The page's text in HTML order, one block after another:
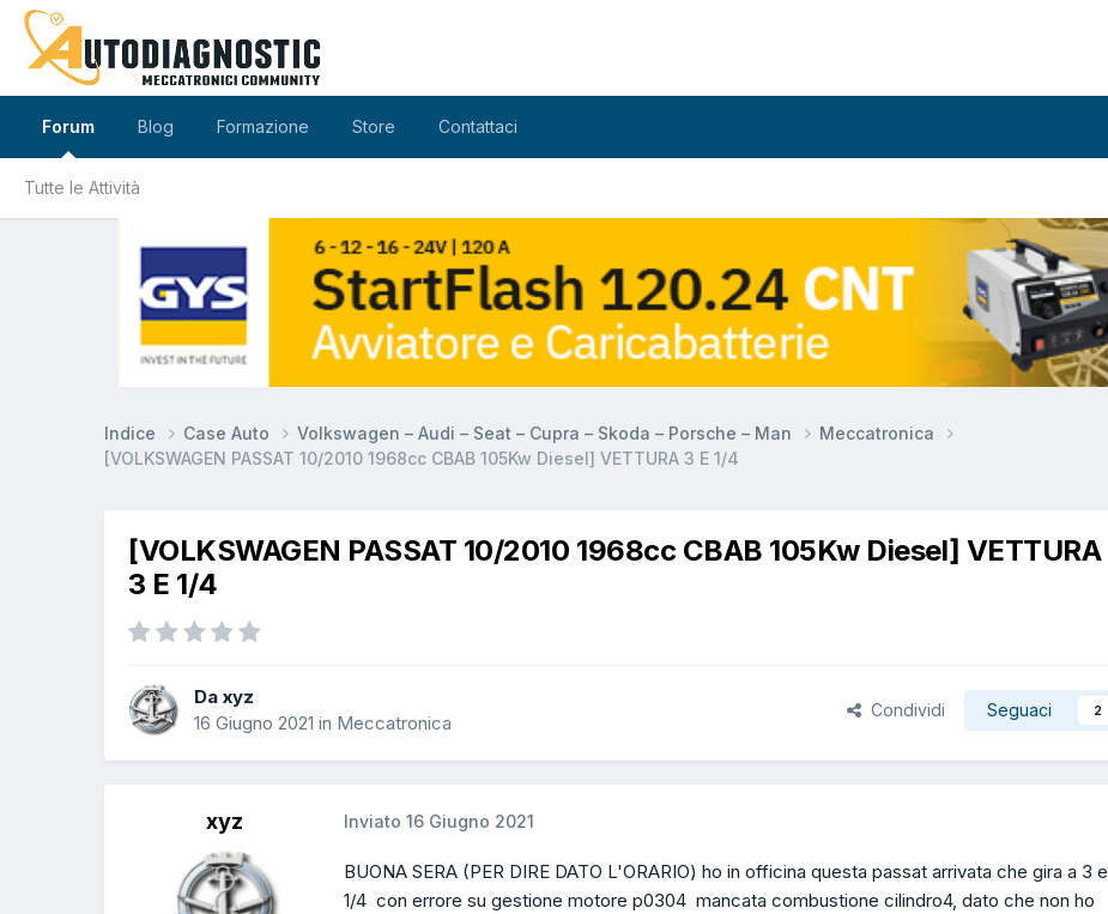
Forum
Tutte le Attività
Blog Formazione Store Contattaci
Indice Case Auto Volkswagen – Audi – Seat – Cupra – Skoda – Porsche – Man
Meccatronica
[VOLKSWAGEN PASSAT 10/2010 1968cc CBAB 105Kw Diesel] VETTURA 3 E 1/4
[VOLKSWAGEN PASSAT 10/2010 1968cc CBAB 105Kw Diesel] VETTURA
3 E 1/4
Da xyz
16 Giugno 2021 in Meccatronica
Condividi Seguaci 2
xyz Inviato 16 Giugno 2021
BUONA SERA (PER DIRE DATO L'ORARIO) ho in officina questa passat arrivata che gira a 3 e
1/4 con errore su gestione motore p0304 mancata combustione cilindro4, dato che non ho